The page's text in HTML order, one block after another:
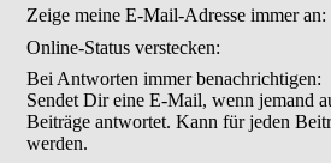
Zeige meine E-Mail-Adresse immer an:
Online-Status verstecken:
Bei Antworten immer benachrichtigen:
Sendet Dir eine E-Mail, wenn jemand
Beiträge antwortet. Kann für jeden
werden.